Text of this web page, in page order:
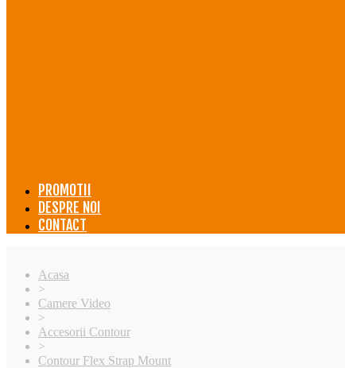
PROMOTII
DESPRE NOI
CONTACT
Acasa
>
Camere Video
>
Accesorii Contour
>
Contour Flex Strap Mount